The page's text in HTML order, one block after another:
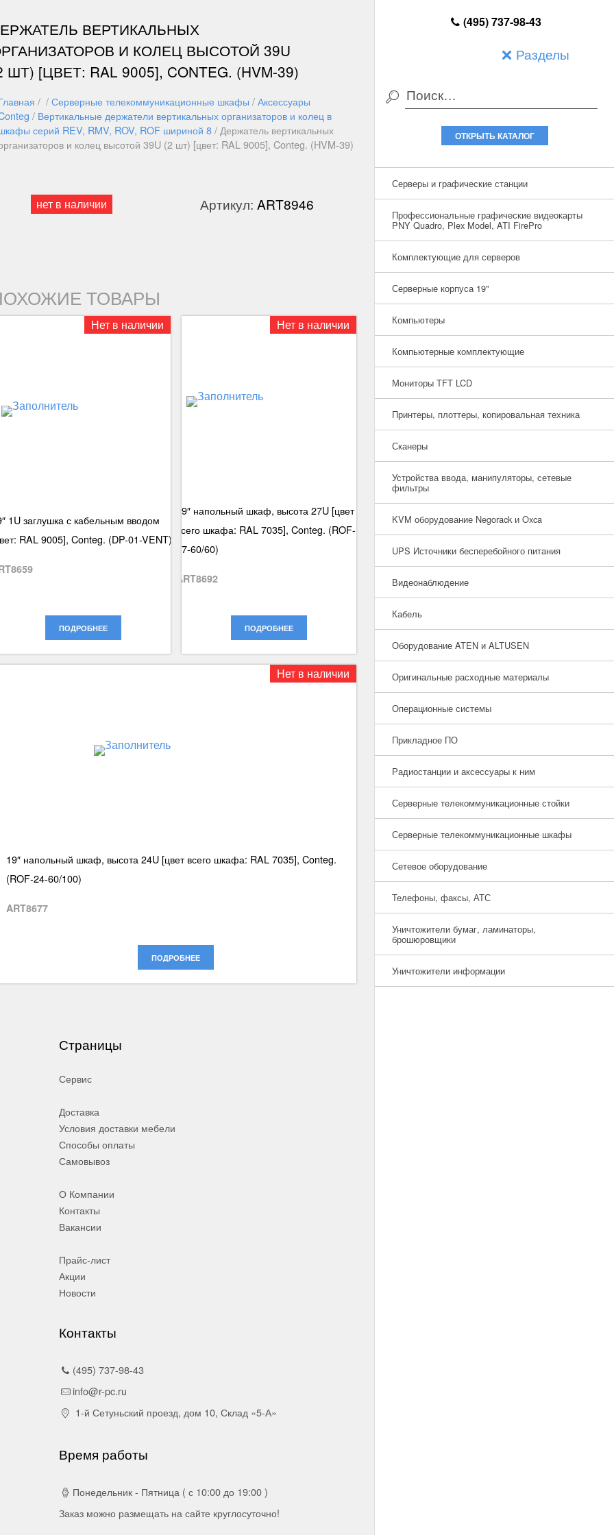
Разделы
(495) 737-98-43
ОТКРЫТЬ КАТАЛОГ
Серверы и графические станции
Профессиональные графические видеокарты
PNY Quadro, Plex Model, ATI FirePro
Комплектующие для серверов
Серверные корпуса 19"
Компьютеры
Компьютерные комплектующие
Мониторы TFT LCD
Принтеры, плоттеры, копировальная техника
Сканеры
Устройства ввода, манипуляторы, сетевые
фильтры
KVM оборудование Negorack и Oxca
UPS Источники бесперебойного питания
Видеонаблюдение
Кабель
Оборудование ATEN и ALTUSEN
Оригинальные расходные материалы
Операционные системы
Прикладное ПО
Радиостанции и аксессуары к ним
Серверные телекоммуникационные стойки
Серверные телекоммуникационные шкафы
Сетевое оборудование
Телефоны, факсы, АТС
Уничтожители бумаг, ламинаторы,
брошюровщики
Уничтожители информации
ВЕРТИКАЛЬНЫХ
И КОЛЕЦ ВЫСОТОЙ 39U
ШТ) [ЦВЕТ: RAL 9005], CONTEG. (HVM-39)
/ /Серверные телекоммуникационные шкафы /Аксессуары
/ Вертикальные держатели вертикальных организаторов и колец в
серий REV, RMV, ROV, ROF шириной 8/ Держатель вертикальных
и колец высотой 39U (2 шт) [цвет: RAL 9005], Conteg. (HVM-39)
нет в наличии Артикул:ART8946
ТОВАРЫ
Нет в наличии
1U заглушка с кабельным вводом
RAL 9005], Conteg. (DP-01-VENT)
ПОДРОБНЕЕ
Нет в наличии
19″ напольный шкаф, высота 27U [цвет
всего шкафа: RAL 7035], Conteg. (ROF-
27-60/60)
ART8692
ПОДРОБНЕЕ
Нет в наличии
19″ напольный шкаф, высота 24U [цвет всего шкафа: RAL 7035], Conteg.
(ROF-24-60/100)
ART8677
ПОДРОБНЕЕ
Страницы
Сервис
Доставка
Условия доставки мебели
Способы оплаты
Самовывоз
О Компании
Контакты
Вакансии
Прайс-лист
Акции
Новости
Контакты
(495) 737-98-43
info@r-pc.ru
1-й Сетуньский проезд, дом 10, Склад «5-А»
Время работы
Понедельник - Пятница ( с 10:00 до 19:00 )
Заказ можно размещать на сайте круглосуточно!